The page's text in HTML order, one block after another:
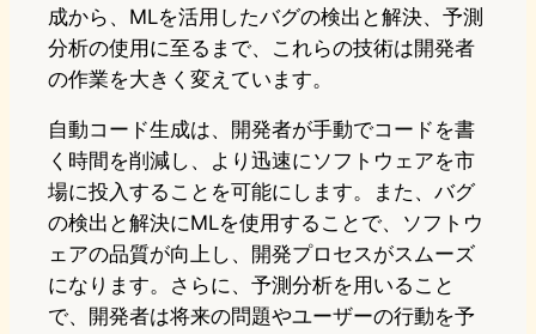
成から、MLを活用したバグの検出と解決、予測
分析の使用に至るまで、これらの技術は開発者
の作業を大きく変えています。
自動コード生成は、開発者が手動でコードを書
く時間を削減し、より迅速にソフトウェアを市
場に投入することを可能にします。また、バグ
の検出と解決にMLを使用することで、ソフトウ
ェアの品質が向上し、開発プロセスがスムーズ
になります。さらに、予測分析を用いること
で、開発者は将来の問題やユーザーの行動を予